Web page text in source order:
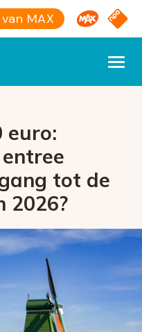
MAX Omroep
NPO
euro:
tot de
2026?